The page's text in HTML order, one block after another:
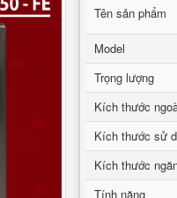
Tên sản phẩm
Model
Trọng lượng
Kích thước
Kích thước sử
Kích thước
Tính năng